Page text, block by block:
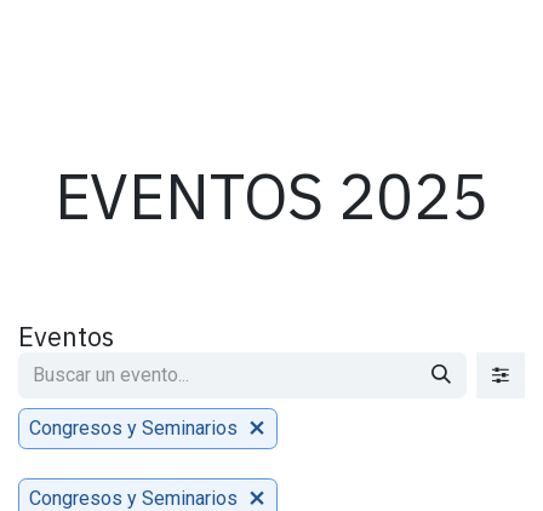
EVENTOS 2025
Eventos
Congresos y Seminarios
Congresos y Seminarios